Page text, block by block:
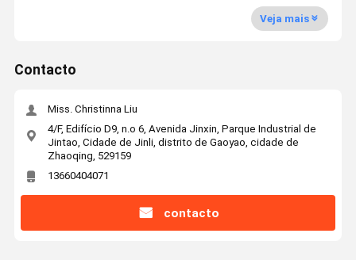
Veja mais
Contacto
Miss. Christinna Liu
4/F, Edifício D9, n.o 6, Avenida Jinxin, Parque Industrial de
Jintao, Cidade de Jinli, distrito de Gaoyao, cidade de
Zhaoqing, 529159
13660404071
contacto